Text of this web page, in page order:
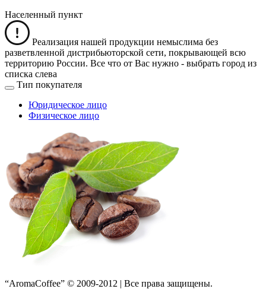
Населенный пункт
Реализация нашей продукции немыслима без
разветвленной дистрибьюторской сети, покрывающей всю
территорию России. Все что от Вас нужно - выбрать город из
списка слева
Тип покупателя
Юридическое лицо
Физическое лицо
“AromaCoffee” © 2009-2012 | Все права защищены.